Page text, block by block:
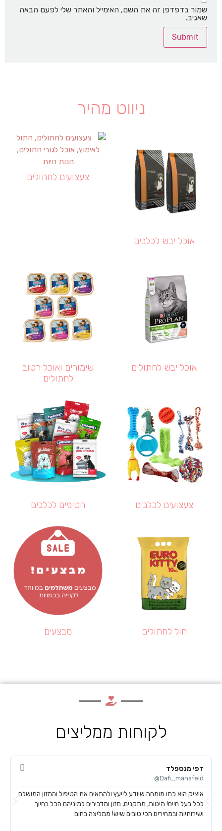
שמור בדפדפן זה את השם, האימייל והאתר שלי לפעם הבאה
שאגיב.
ניווט מהיר
אוכל יבש לכלבים
צעצועים לחתולים
אוכל יבש לחתולים
שימורים ואוכל רטוב
לחתולים
צעצועים לכלבים חטיפים לכלבים
חול לחתולים מבצעים
לקוחות ממליצים
דפי מנספלד
Dafi_mansfeld@
איציק הוא כמו מומחה שיודע לייעץ ולהתאים את הטיפול והמזון המושלם
לכל בעל חיים! מיטות, מתקנים, מזון ומדבירים למיניהם הכל בחיוך
ושירותיות ובמחירים הכי טובים שיש! ממליצה בחום